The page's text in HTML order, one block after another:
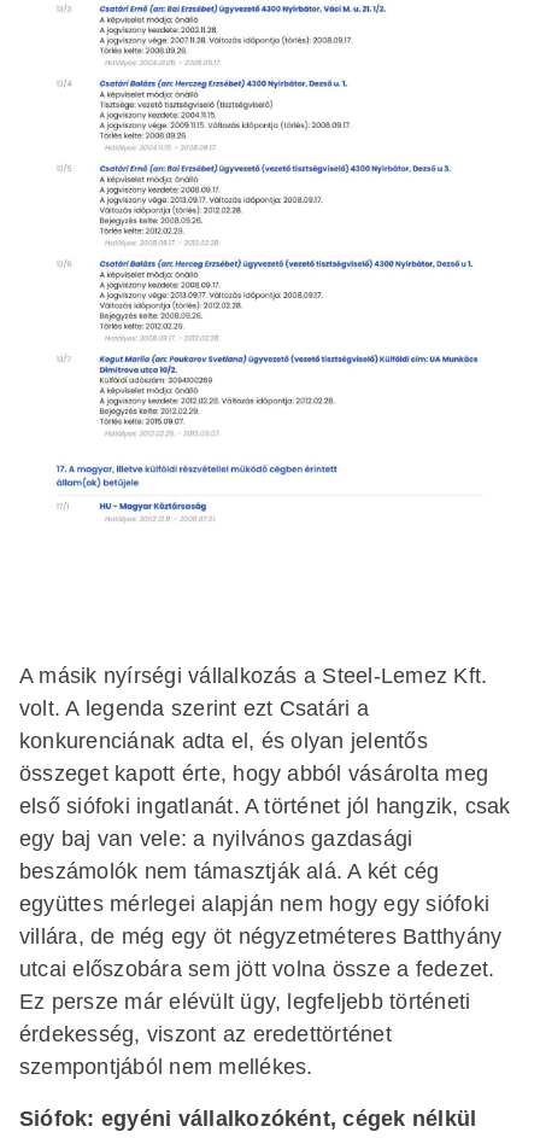
A másik nyírségi vállalkozás a Steel-Lemez Kft.
volt. A legenda szerint ezt Csatári a
konkurenciának adta el, és olyan jelentős
összeget kapott érte, hogy abból vásárolta meg
első siófoki ingatlanát. A történet jól hangzik, csak
egy baj van vele: a nyilvános gazdasági
beszámolók nem támasztják alá. A két cég
együttes mérlegei alapján nem hogy egy siófoki
villára, de még egy öt négyzetméteres Batthyány
utcai előszobára sem jött volna össze a fedezet.
Ez persze már elévült ügy, legfeljebb történeti
érdekesség, viszont az eredettörténet
szempontjából nem mellékes.
Siófok: egyéni vállalkozóként, cégek nélkül